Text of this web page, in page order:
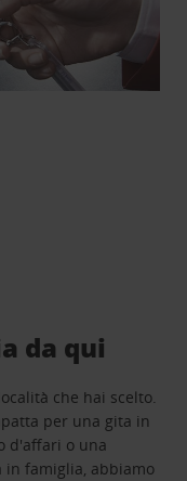
da qui
che hai scelto.
per una gita in
d'affari o una
in famiglia, abbiamo